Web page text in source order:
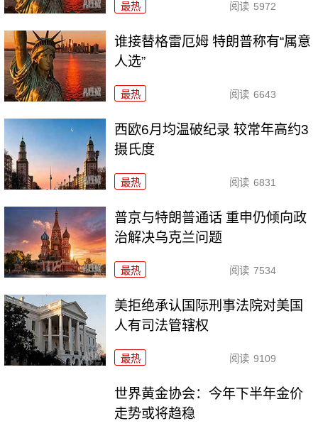
最热 阅读 5972
谁接替格雷厄姆 特朗普称有“属意
人选”
最热 阅读 6643
西欧6月均温破纪录 较常年高约3
摄氏度
最热 阅读 6831
普京与特朗普通话 重申仍倾向政
治解决乌克兰问题
最热 阅读 7534
美拒绝承认国际刑事法院对美国
人有司法管辖权
最热 阅读 9109
世界黄金协会：今年下半年金价
走势或将趋稳